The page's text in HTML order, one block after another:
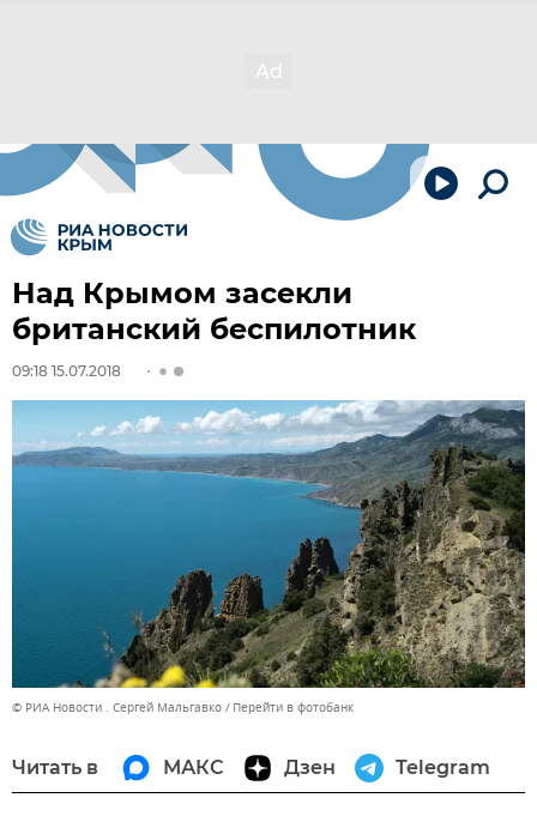
Над Крымом засекли
британский беспилотник
09:18 15.07.2018
© РИА Новости . Сергей Мальгавко Перейти в фотобанк
Читать в МАКС Дзен Telegram